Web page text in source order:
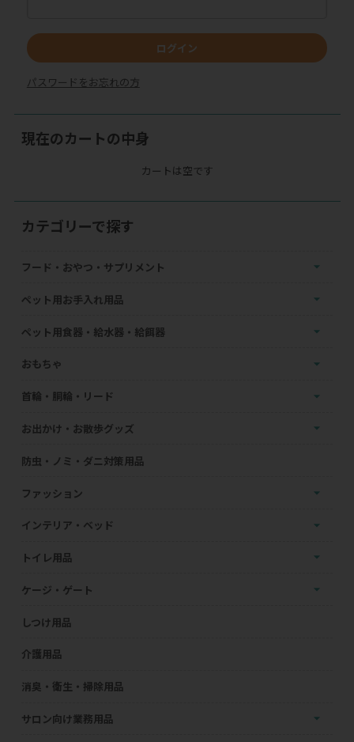
ログイン
パスワードをお忘れの方
現在のカートの中身
カートは空です
カテゴリーで探す
フード・おやつ・サプリメント
ペット用お手入れ用品
ペット用食器・給水器・給餌器
おもちゃ
首輪・胴輪・リード
お出かけ・お散歩グッズ
防虫・ノミ・ダニ対策用品
ファッション
インテリア・ベッド
トイレ用品
ケージ・ゲート
しつけ用品
介護用品
消臭・衛生・掃除用品
サロン向け業務用品